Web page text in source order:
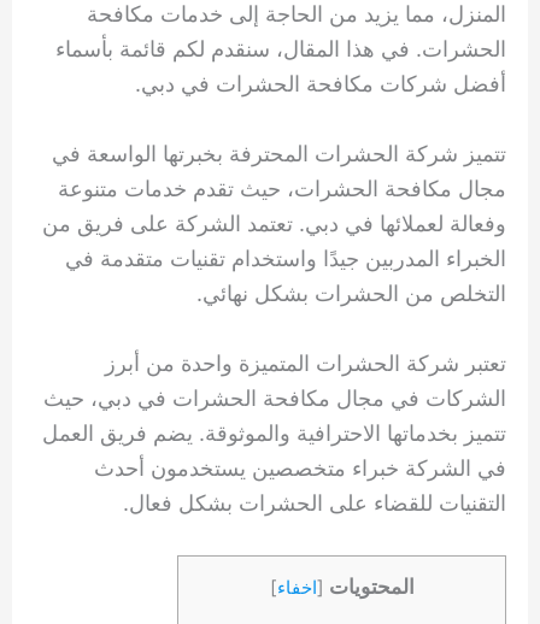
المنزل، مما يزيد من الحاجة إلى خدمات مكافحة
الحشرات. في هذا المقال، سنقدم لكم قائمة بأسماء
أفضل شركات مكافحة الحشرات في دبي.
تتميز شركة الحشرات المحترفة بخبرتها الواسعة في
مجال مكافحة الحشرات، حيث تقدم خدمات متنوعة
وفعالة لعملائها في دبي. تعتمد الشركة على فريق من
الخبراء المدربين جيدًا واستخدام تقنيات متقدمة في
التخلص من الحشرات بشكل نهائي.
تعتبر شركة الحشرات المتميزة واحدة من أبرز
الشركات في مجال مكافحة الحشرات في دبي، حيث
تتميز بخدماتها الاحترافية والموثوقة. يضم فريق العمل
في الشركة خبراء متخصصين يستخدمون أحدث
التقنيات للقضاء على الحشرات بشكل فعال.
المحتويات [اخفاء]